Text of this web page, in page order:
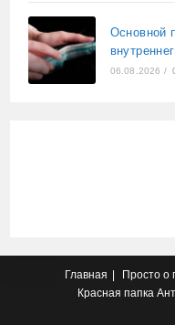
Основной
06.08.2026 /
Главная Просто о
Красная папка